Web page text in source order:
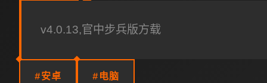
v4.0.13,官中步兵版方载
#安卓 #电脑